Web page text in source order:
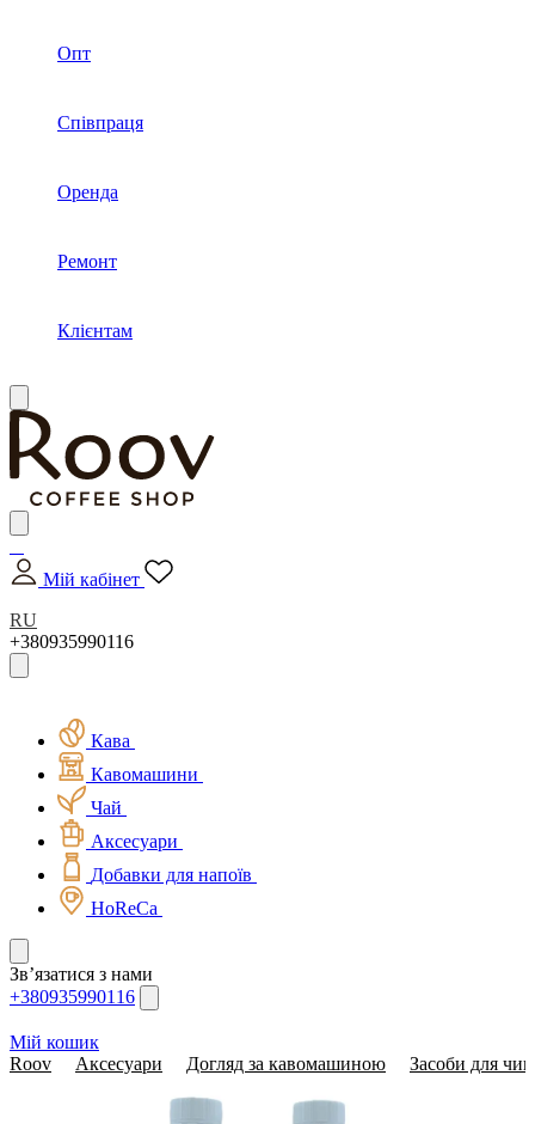
Опт
Співпраця
Оренда
Ремонт
Клієнтам
Мій кабінет
RU
+380935990116
Кава
Кавомашини
Чай
Аксесуари
Добавки для напоїв
HoReCa
Зв’язатися з нами
+380935990116
Мій кошик
Roov
Аксесуари Догляд за кавомашиною Засоби для